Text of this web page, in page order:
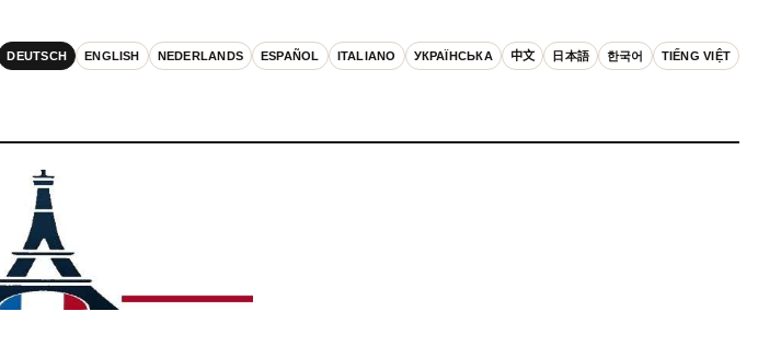
DEUTSCH ENGLISH NEDERLANDS ESPAÑOL ITALIANO УКРАЇНСЬКА 中文 日本語 한국어 TIẾNG VIỆT